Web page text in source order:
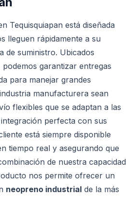
Tequisquiapan está diseñada
lleguen rápidamente a su
de suministro. Ubicados
podemos garantizar entregas
para manejar grandes
manufacturera sean
flexibles que se adaptan a las
perfecta con sus
está siempre disponible
tiempo real y asegurando que
de nuestra capacidad
nos permite ofrecer un
neopreno industrial de la más